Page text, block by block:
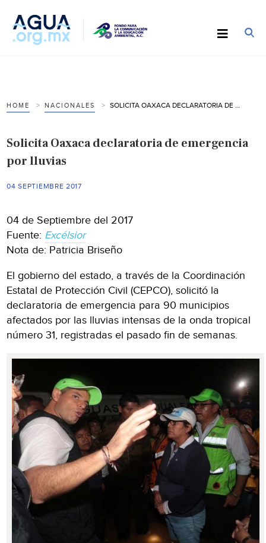
HOME NACIONALES
Solicita Oaxaca declaratoria de emergencia
por lluvias
04 SEPTIEMBRE 2017
04 de Septiembre del 2017
Fuente: Excélsior
Nota de: Patricia Briseño
El gobierno del estado, a través de la Coordinación
Estatal de Protección Civil (CEPCO), solicitó la
declaratoria de emergencia para 90 municipios
afectados por las lluvias intensas de la onda tropical
número 31, registradas el pasado fin de semanas.